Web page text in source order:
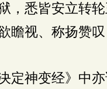
，悉皆安立转
瞻视、称扬赞
定神变经》中